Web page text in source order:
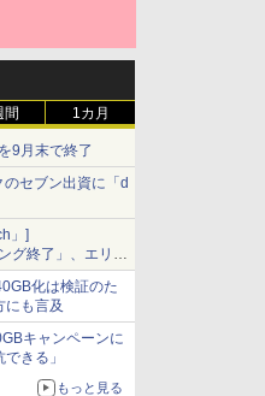
間 1カ月
9月末で終了
セブン出資に「d
」]
グ終了」、エリア
イルの課題
化は検証のた
にも言及
キャンペーンに
きる」
もっと見る